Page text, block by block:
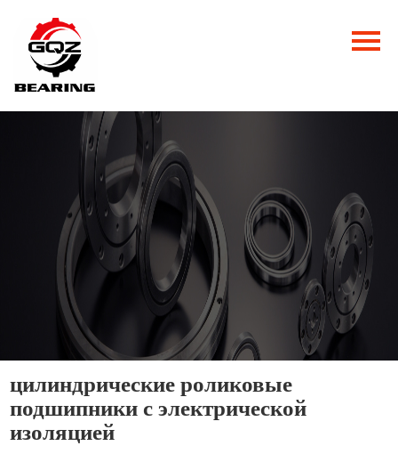
Главная
Продукция
Новости
Контакты
цилиндрические роликовые
подшипники с электрической
изоляцией